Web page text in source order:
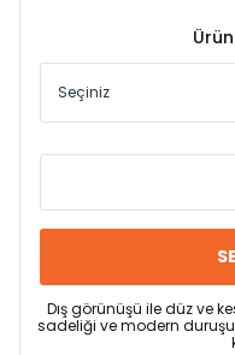
Dış görünüşü ile düz ve
sadeliği ve modern